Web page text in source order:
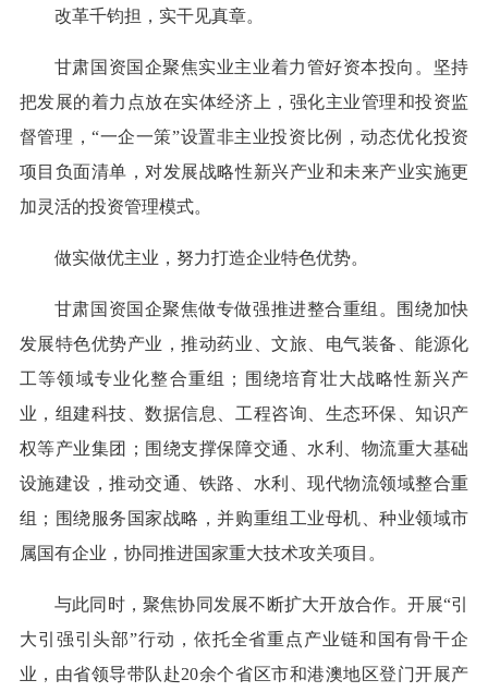
改革千钧担，实干见真章。
甘肃国资国企聚焦实业主业着力管好资本投向。坚持
把发展的着力点放在实体经济上，强化主业管理和投资监
督管理，“一企一策”设置非主业投资比例，动态优化投资
项目负面清单，对发展战略性新兴产业和未来产业实施更
加灵活的投资管理模式。
做实做优主业，努力打造企业特色优势。
甘肃国资国企聚焦做专做强推进整合重组。围绕加快
发展特色优势产业，推动药业、文旅、电气装备、能源化
工等领域专业化整合重组；围绕培育壮大战略性新兴产
业，组建科技、数据信息、工程咨询、生态环保、知识产
权等产业集团；围绕支撑保障交通、水利、物流重大基础
设施建设，推动交通、铁路、水利、现代物流领域整合重
组；围绕服务国家战略，并购重组工业母机、种业领域市
属国有企业，协同推进国家重大技术攻关项目。
与此同时，聚焦协同发展不断扩大开放合作。开展“引
大引强引头部”行动，依托全省重点产业链和国有骨干企
业，由省领导带队赴20余个省区市和港澳地区登门开展产